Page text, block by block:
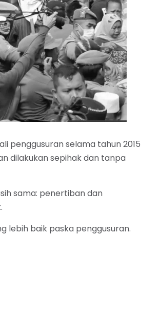
penggusuran selama tahun 2015
dilakukan sepihak dan tanpa
sama: penertiban dan
lebih baik paska penggusuran.